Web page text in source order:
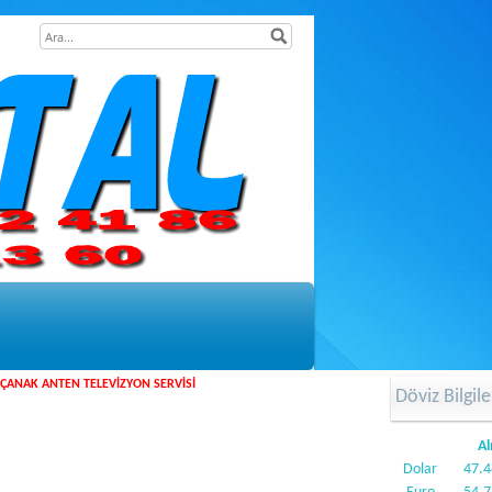
ANTEN TELEVİZYON SERVİSİ
Döviz
Dolar